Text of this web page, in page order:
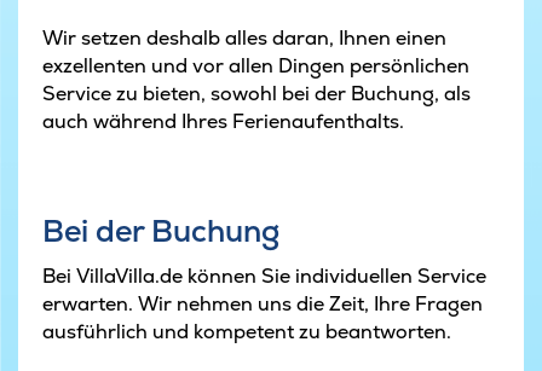
Wir setzen deshalb alles daran, Ihnen einen
exzellenten und vor allen Dingen persönlichen
Service zu bieten, sowohl bei der Buchung, als
auch während Ihres Ferienaufenthalts.
Bei der Buchung
Bei VillaVilla.de können Sie individuellen Service
erwarten. Wir nehmen uns die Zeit, Ihre Fragen
ausführlich und kompetent zu beantworten.